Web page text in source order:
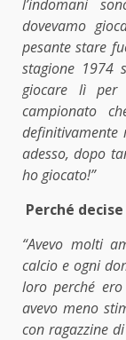
l’indomani
dovevamo
pesante stare
stagione 1974
giocare lì
campionato
adesso, dopo
ho giocato!”
Perché
“Avevo molti
calcio e ogni
loro perché
avevo meno
con ragazzine